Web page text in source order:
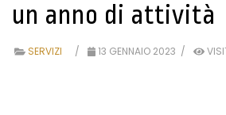
un anno di attività
SERVIZI 13 GENNAIO 2023